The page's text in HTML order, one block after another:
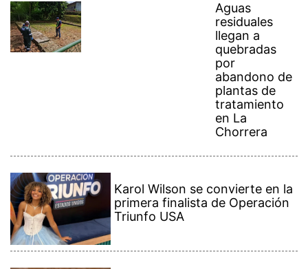
Aguas
residuales
llegan a
quebradas
por
abandono de
plantas de
tratamiento
en La
Chorrera
Karol Wilson se convierte en la
primera finalista de Operación
Triunfo USA